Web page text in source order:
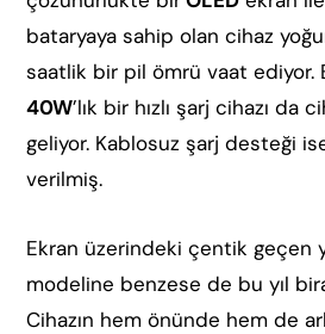
bataryaya sahip olan cihaz
saatlik bir pil ömrü vaat ediyor.
40W’lık bir hızlı şarj cihazı da
geliyor. Kablosuz şarj desteği
verilmiş.
Ekran üzerindeki çentik geçen
modeline benzese de bu yıl
Cihazın hem önünde hem de